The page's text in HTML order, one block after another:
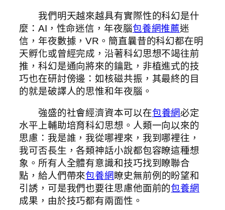
我們明天越來越具有實際性的科幻是什
麼：AI，性命迷信，年夜腦包養網推薦迷
信，年夜數據，VR。簡直曩昔的科幻都在明
天孵化或曾經完成，沿著科幻思想不竭往前
推，科幻是通向將來的鑰匙，非植進式的技
巧也在研討傍邊：如核磁共振，其最終的目
的就是破譯人的思惟和年夜腦。
強盛的社會經濟資本可以在包養網必定
水平上輔助培育科幻思想。人類一向以來的
思慮：我是誰，我從哪裡來，我到哪裡往，
我可否長生，各類神話小說都包容瞭這種想
象。所有人全體有意識和技巧找到瞭聯合
點，給人們帶來包養網 瞭史無前例的盼望和
引誘，可是我們也要往思慮他面前的包養網
成果，由於技巧都有兩面性。